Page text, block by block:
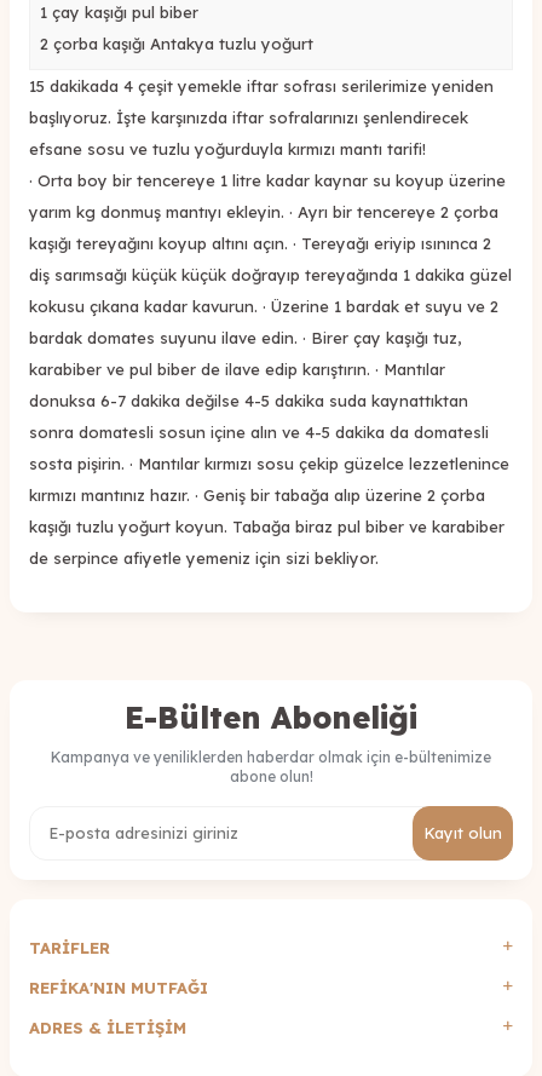
1 çay kaşığı pul biber
2 çorba kaşığı Antakya tuzlu yoğurt
15 dakikada 4 çeşit yemekle iftar sofrası serilerimize yeniden
başlıyoruz. İşte karşınızda iftar sofralarınızı şenlendirecek
efsane sosu ve tuzlu yoğurduyla kırmızı mantı tarifi!
· Orta boy bir tencereye 1 litre kadar kaynar su koyup üzerine
yarım kg donmuş mantıyı ekleyin. · Ayrı bir tencereye 2 çorba
kaşığı tereyağını koyup altını açın. · Tereyağı eriyip ısınınca 2
diş sarımsağı küçük küçük doğrayıp tereyağında 1 dakika güzel
kokusu çıkana kadar kavurun. · Üzerine 1 bardak et suyu ve 2
bardak domates suyunu ilave edin. · Birer çay kaşığı tuz,
karabiber ve pul biber de ilave edip karıştırın. · Mantılar
donuksa 6-7 dakika değilse 4-5 dakika suda kaynattıktan
sonra domatesli sosun içine alın ve 4-5 dakika da domatesli
sosta pişirin. · Mantılar kırmızı sosu çekip güzelce lezzetlenince
kırmızı mantınız hazır. · Geniş bir tabağa alıp üzerine 2 çorba
kaşığı tuzlu yoğurt koyun. Tabağa biraz pul biber ve karabiber
de serpince afiyetle yemeniz için sizi bekliyor.
E-Bülten Aboneliği
Kampanya ve yeniliklerden haberdar olmak için e-bültenimize
abone olun!
Kayıt olun
TARİFLER
REFİKA'NIN MUTFAĞI
ADRES & İLETIŞIM